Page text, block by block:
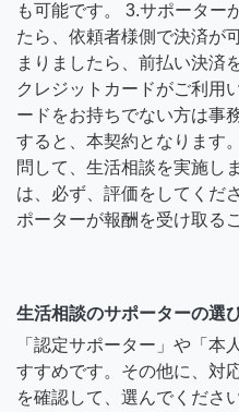
も可能です。 3.サポーター
たら、依頼者様側で決済が
まりましたら、前払い決済
クレジットカードがご利用
ードをお持ちでない方は事
すると、本契約となります
問して、生活相談を実施し
は、必ず、評価をしてくだ
ポーターが報酬を受け取る
生活相談のサポーターの選
「認定サポーター」や「本
すすめです。その他に、対
を確認して、選んでください